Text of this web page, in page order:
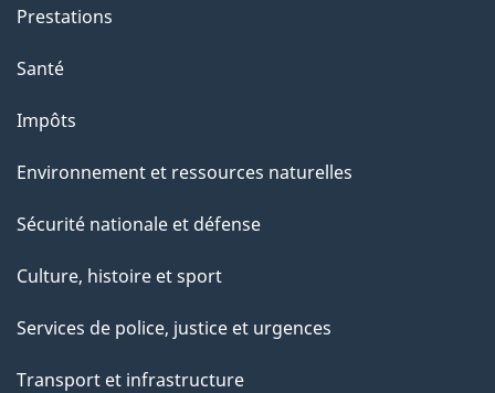
Prestations
Santé
Impôts
Environnement et ressources naturelles
Sécurité nationale et défense
Culture, histoire et sport
Services de police, justice et urgences
Transport et infrastructure